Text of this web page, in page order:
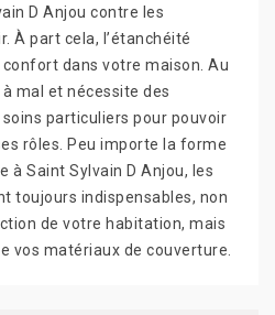
D Anjou contre les
À part cela, l’étanchéité
dans votre maison. Au
mal et nécessite des
particuliers pour pouvoir
rôles. Peu importe la forme
à Saint Sylvain D Anjou, les
toujours indispensables, non
de votre habitation, mais
vos matériaux de couverture.